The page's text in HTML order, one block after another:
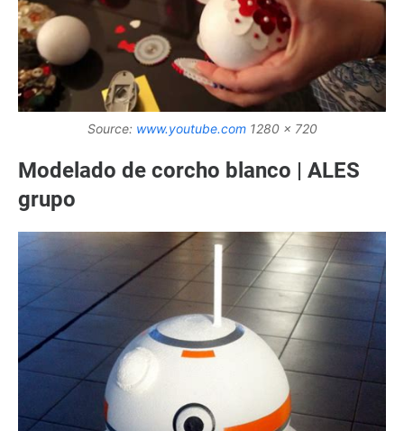
Source: www.youtube.com1280 x 720
Modelado de corcho blanco | ALES
grupo